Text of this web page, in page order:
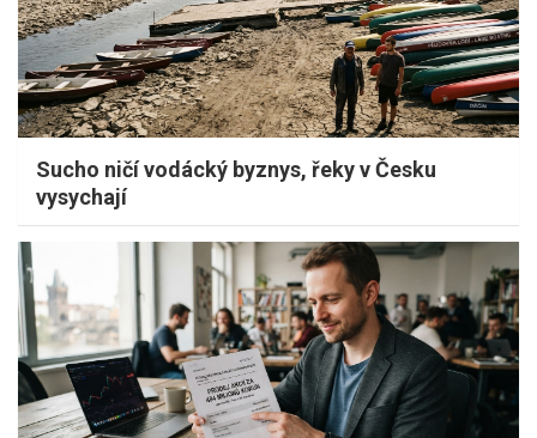
Sucho ničí vodácký byznys, řeky v Česku
vysychají